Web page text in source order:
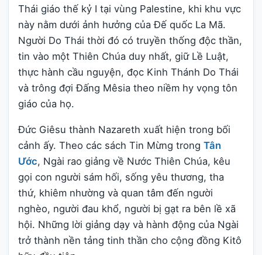
Thái giáo thế kỷ I tại vùng Palestine, khi khu vực
này nằm dưới ảnh hưởng của Đế quốc La Mã.
Người Do Thái thời đó có truyền thống độc thần,
tin vào một Thiên Chúa duy nhất, giữ Lề Luật,
thực hành cầu nguyện, đọc Kinh Thánh Do Thái
và trông đợi Đấng Mêsia theo niềm hy vọng tôn
giáo của họ.
Đức Giêsu thành Nazareth xuất hiện trong bối
cảnh ấy. Theo các sách Tin Mừng trong Tân
Ước, Ngài rao giảng về Nước Thiên Chúa, kêu
gọi con người sám hối, sống yêu thương, tha
thứ, khiêm nhường và quan tâm đến người
nghèo, người đau khổ, người bị gạt ra bên lề xã
hội. Những lời giảng dạy và hành động của Ngài
trở thành nền tảng tinh thần cho cộng đồng Kitô